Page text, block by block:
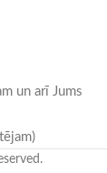
un arī Jums